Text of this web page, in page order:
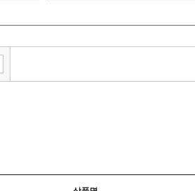
13.3cm(5.25인치)
M.2 (2230)
M.2 (2280)